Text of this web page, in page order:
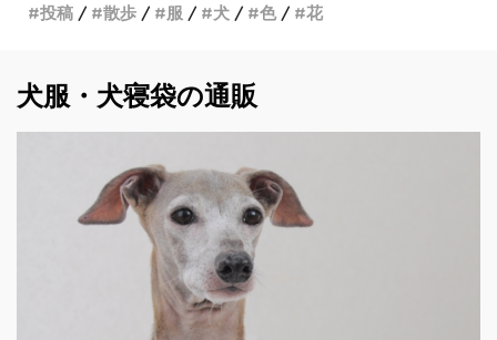
投稿 散歩 服 犬 色 花
犬服・犬寝袋の通販